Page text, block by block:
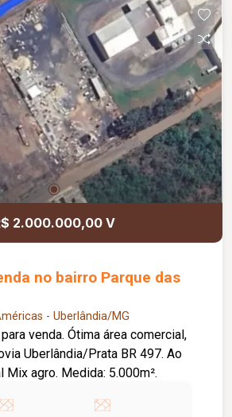
2.000.000,00 V
no bairro Parque das
- Uberlândia/MG
venda. Ótima área comercial,
Uberlândia/Prata BR 497. Ao
Mix agro. Medida: 5.000m².